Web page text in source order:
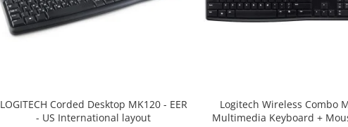
LOGITECH Corded Desktop MK120 - EER
- US International layout
Logitech Wireless Combo
Multimedia Keyboard +